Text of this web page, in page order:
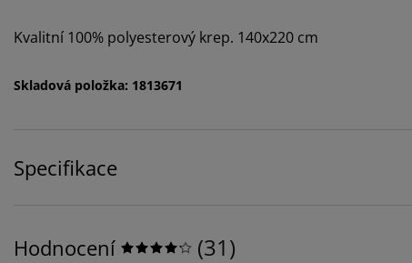
Kvalitní 100% polyesterový krep. 140x220 cm
Skladová položka: 1813671
Specifikace
Hodnocení (31)